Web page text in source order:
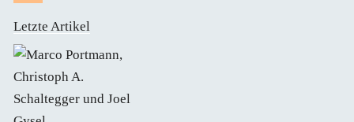
Letzte Artikel